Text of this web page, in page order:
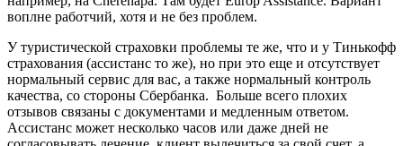
воплне работчий, хотя и не без проблем.
У туристической страховки проблемы те же, что и у Тинькофф
страхования (ассистанс то же), но при это еще и отсутствует
нормальный сервис для вас, а также нормальный контроль
качества, со стороны Сбербанка. Больше всего плохих
отзывов связаны с документами и медленным ответом.
Ассистанс может несколько часов или даже дней не